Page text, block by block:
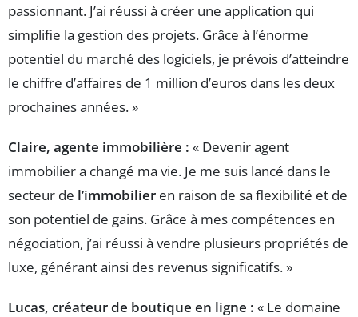
passionnant. J’ai réussi à créer une application qui
simplifie la gestion des projets. Grâce à l’énorme
potentiel du marché des logiciels, je prévois d’atteindre
le chiffre d’affaires de 1 million d’euros dans les deux
prochaines années. »
Claire, agente immobilière : « Devenir agent
immobilier a changé ma vie. Je me suis lancé dans le
secteur de l’immobilier en raison de sa flexibilité et de
son potentiel de gains. Grâce à mes compétences en
négociation, j’ai réussi à vendre plusieurs propriétés de
luxe, générant ainsi des revenus significatifs. »
Lucas, créateur de boutique en ligne : « Le domaine